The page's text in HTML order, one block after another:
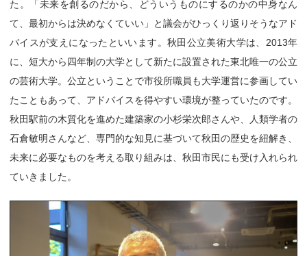
た。「未来を創るのだから、どういうものにするのかの中身なん
て、最初からは決めなくていい」と議会がひっくり返りそうなアド
バイスが支えになったといいます。秋田公立美術大学は、2013年
に、短大から四年制の大学として新たに設置された東北唯一の公立
の芸術大学。公立ということで市役所職員も大学運営に参画してい
たこともあって、アドバイスを得やすい環境が整っていたのです。
秋田駅前の木質化を進めた建築家の小杉栄次郎さんや、人類学者の
石倉敏明さんなど、専門的な知見に基づいて秋田の歴史を紐解き、
未来に必要なものを考える取り組みは、秋田市民にも受け入れられ
ていきました。